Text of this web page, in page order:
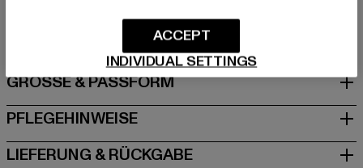
GRÖSSE & PASSFORM
PFLEGEHINWEISE
LIEFERUNG & RÜCKGABE
INDIVIDUAL SETTINGS
ACCEPT